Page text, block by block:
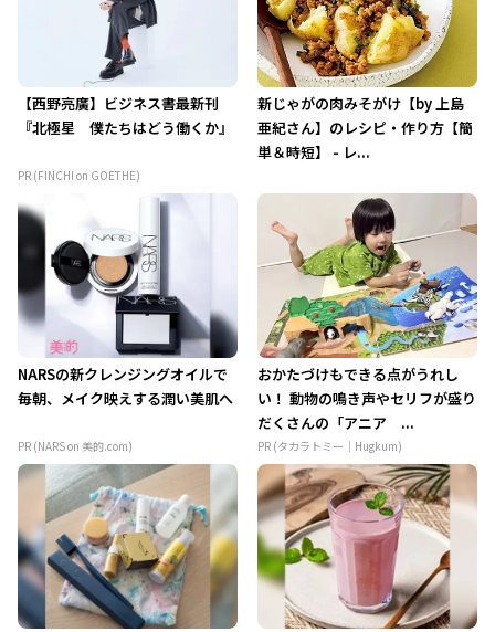
【西野亮廣】ビジネス書最新刊
『北極星 僕たちはどう働くか』
PR (FINCHI on GOETHE)
新じゃがの肉みそがけ【by 上島
亜紀さん】のレシピ・作り方【簡
単＆時短】 - レ...
NARSの新クレンジングオイルで
毎朝、メイク映えする潤い美肌へ
PR (NARS on 美的.com)
おかたづけもできる点がうれし
い！ 動物の鳴き声やセリフが盛り
だくさんの「アニア ...
PR (タカラトミー｜Hugkum)